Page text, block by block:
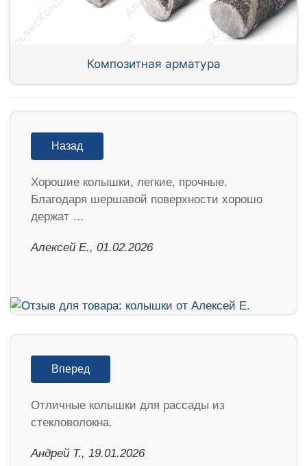
Композитная арматура
Назад
Хорошие колышки, легкие, прочные.
Благодаря шершавой поверхности хорошо
держат …
Алексей Е., 01.02.2026
Вперед
Отличные колышки для рассады из
стекловолокна.
Андрей Т., 19.01.2026